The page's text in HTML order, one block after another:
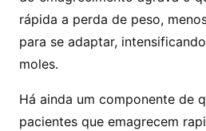
rápida a perda de peso,
para se adaptar,
moles.
Há ainda um componente de
pacientes que emagrecem